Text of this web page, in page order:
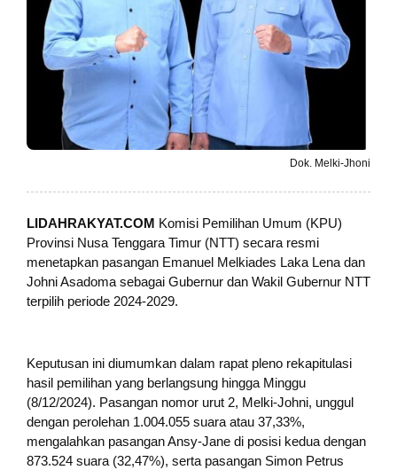
Dok. Melki-Jhoni
LIDAHRAKYAT.COM Komisi Pemilihan Umum (KPU)
Provinsi Nusa Tenggara Timur (NTT) secara resmi
menetapkan pasangan Emanuel Melkiades Laka Lena dan
Johni Asadoma sebagai Gubernur dan Wakil Gubernur NTT
terpilih periode 2024-2029.
Keputusan ini diumumkan dalam rapat pleno rekapitulasi
hasil pemilihan yang berlangsung hingga Minggu
(8/12/2024). Pasangan nomor urut 2, Melki-Johni, unggul
dengan perolehan 1.004.055 suara atau 37,33%,
mengalahkan pasangan Ansy-Jane di posisi kedua dengan
873.524 suara (32,47%), serta pasangan Simon Petrus